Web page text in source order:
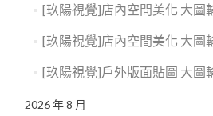
[玖陽視覺]店內空間美化 大圖
[玖陽視覺]店內空間美化 大圖
[玖陽視覺]戶外版面貼圖 大圖
2026 年 8 月